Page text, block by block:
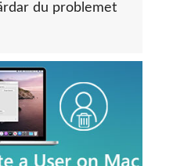
du problemet